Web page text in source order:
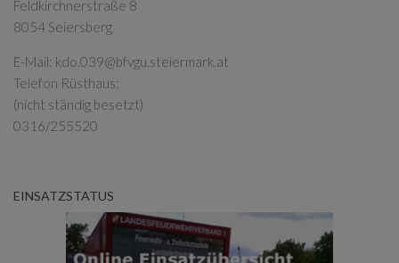
Feldkirchnerstraße 8
8054 Seiersberg
E-Mail: kdo.039@bfvgu.steiermark.at
Telefon Rüsthaus:
(nicht ständig besetzt)
0316/255520
EINSATZSTATUS